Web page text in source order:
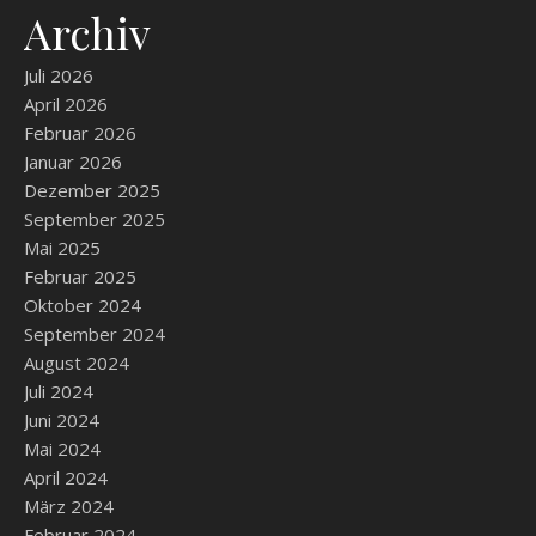
Archiv
Juli 2026
April 2026
Februar 2026
Januar 2026
Dezember 2025
September 2025
Mai 2025
Februar 2025
Oktober 2024
September 2024
August 2024
Juli 2024
Juni 2024
Mai 2024
April 2024
März 2024